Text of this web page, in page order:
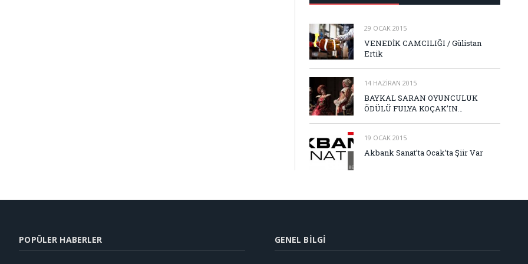
29 OCAK 2015
VENEDİK CAMCILIĞI / Gülistan
Ertik
14 HAZIRAN 2015
BAYKAL SARAN OYUNCULUK
ÖDÜLÜ FULYA KOÇAK’IN…
19 OCAK 2015
Akbank Sanat’ta Ocak’ta Şiir Var
POPÜLER HABERLER GENEL BILGI